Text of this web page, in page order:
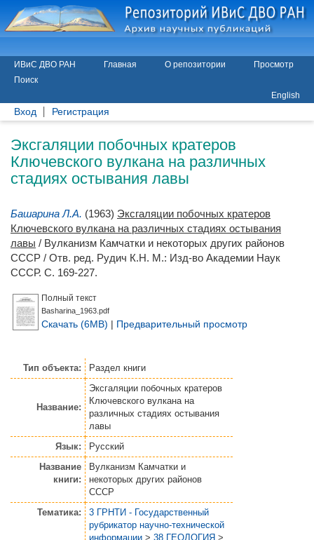
ИВиС ДВО РАН Главная О репозитории
Просмотр
Поиск
English
Вход Регистрация
Эксгаляции побочных кратеров
Ключевского вулкана на различных
стадиях остывания лавы
Башарина Л.А. (1963) Эксгаляции побочных кратеров
Ключевского вулкана на различных стадиях остывания
лавы / Вулканизм Камчатки и некоторых других районов
СССР / Отв. ред. Рудич К.Н. М.: Изд-во Академии Наук
СССР. С. 169-227.
Полный текст
Basharina_1963.pdf
Скачать (6MB) | Предварительный просмотр
Тип объекта: Раздел книги
Название:
Эксгаляции побочных кратеров
Ключевского вулкана на
различных стадиях остывания
лавы
Язык:
Русский
Название
книги:
Вулканизм Камчатки и
некоторых других районов
СССР
Тематика:
3 ГРНТИ - Государственный
рубрикатор научно-технической
информации > 38 ГЕОЛОГИЯ >